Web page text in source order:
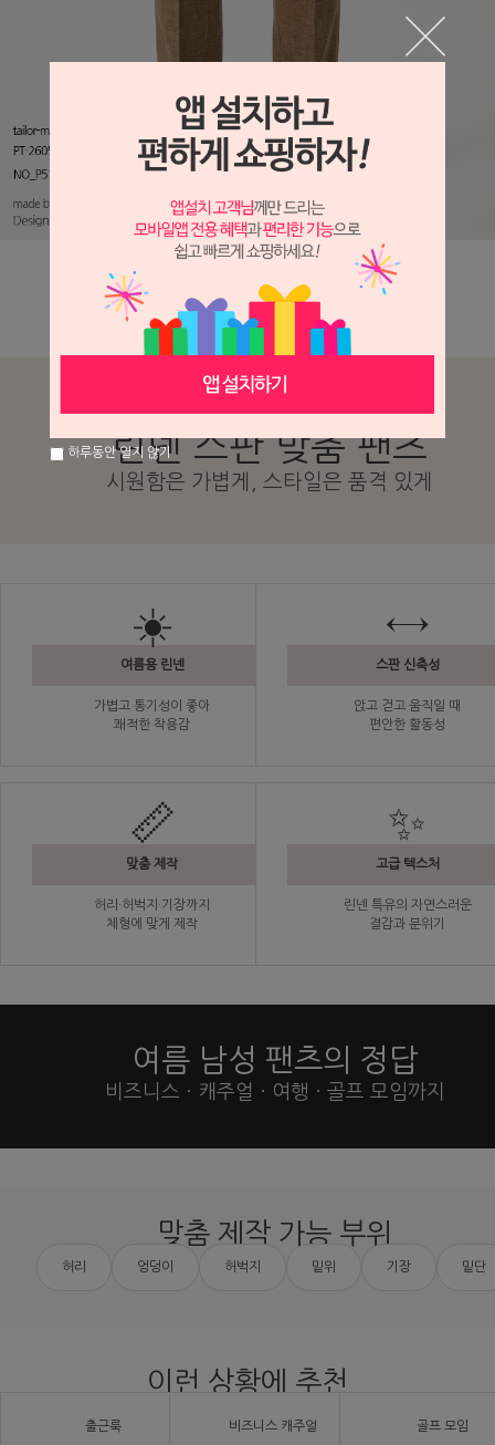
린넨 스판 맞춤 팬츠
시원함은 가볍게, 스타일은 품격 있게
☀️
여름용 린넨
가볍고 통기성이 좋아
쾌적한 착용감
↔️
스판 신축성
앉고 걷고 움직일 때
편안한 활동성
📏
맞춤 제작
허리·허벅지·기장까지
체형에 맞게 제작
✨
고급 텍스처
린넨 특유의 자연스러운
결감과 분위기
여름 남성 팬츠의 정답
비즈니스 · 캐주얼 · 여행 · 골프 모임까지
맞춤 제작 가능 부위
허리 엉덩이 허벅지 밑위 기장 밑단
이런 상황에 추천
출근룩 비즈니스 캐주얼 골프 모임
하루동안 열지 않기